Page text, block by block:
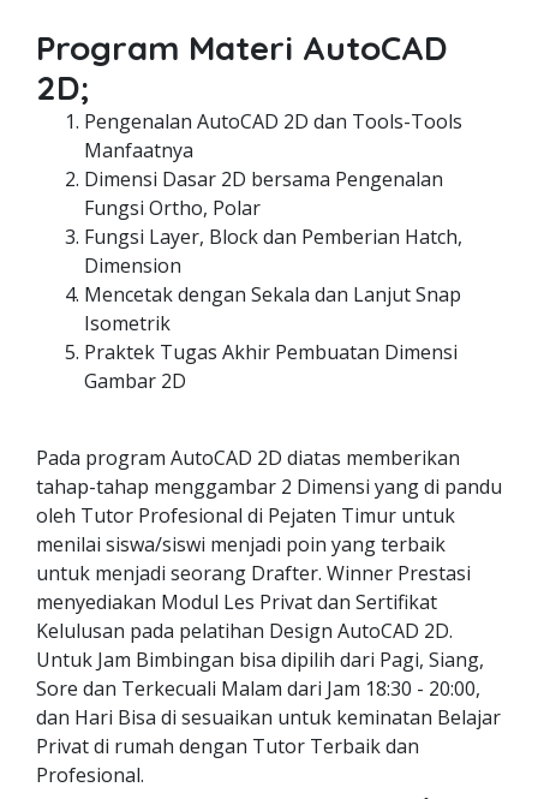
Program Materi AutoCAD
2D;
Pengenalan AutoCAD 2D dan Tools-Tools
Manfaatnya
Dimensi Dasar 2D bersama Pengenalan
Fungsi Ortho, Polar
Fungsi Layer, Block dan Pemberian Hatch,
Dimension
Mencetak dengan Sekala dan Lanjut Snap
Isometrik
Praktek Tugas Akhir Pembuatan Dimensi
Gambar 2D
Pada program AutoCAD 2D diatas memberikan
tahap-tahap menggambar 2 Dimensi yang di pandu
oleh Tutor Profesional di Pejaten Timur untuk
menilai siswa/siswi menjadi poin yang terbaik
untuk menjadi seorang Drafter. Winner Prestasi
menyediakan Modul Les Privat dan Sertifikat
Kelulusan pada pelatihan Design AutoCAD 2D.
Untuk Jam Bimbingan bisa dipilih dari Pagi, Siang,
Sore dan Terkecuali Malam dari Jam 18:30 - 20:00,
dan Hari Bisa di sesuaikan untuk keminatan Belajar
Privat di rumah dengan Tutor Terbaik dan
Profesional.